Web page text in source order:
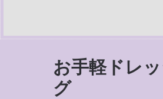
お手軽ドレ
グ